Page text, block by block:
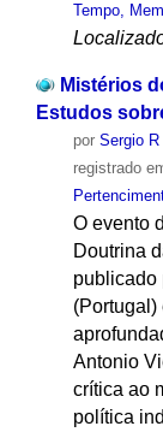
Tempo,
Mistérios
Estudos
por Sergio
registrado
O evento
Doutrina
publicado
(Portugal)
Antonio
crítica ao
política